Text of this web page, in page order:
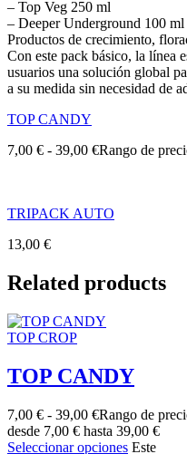
– Top Veg 250 ml
– Deeper Underground 100 ml
Productos de crecimiento,
Con este pack básico, la línea
usuarios una solución global
a su medida sin necesidad de
TOP CANDY
7,00 € - 39,00 €Rango de
TRIPACK AUTO
13,00 €
Related products
TOP CROP
TOP CANDY
7,00 € - 39,00 €Rango de
desde 7,00 € hasta 39,00 €
Seleccionar opciones Este